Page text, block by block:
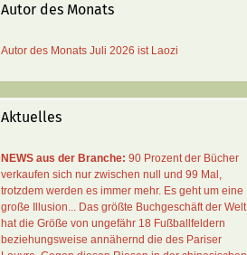
Autor des Monats
Autor des Monats Juli 2026 ist Laozi
Aktuelles
NEWS aus der Branche: 90 Prozent der Bücher
verkaufen sich nur zwischen null und 99 Mal ,
trotzdem werden es immer mehr. Es geht um eine
große Illusion... Das größte Buchgeschäft der Welt
hat die Größe von ungefähr 18 Fußballfeldern
beziehungsweise annähernd die des Pariser